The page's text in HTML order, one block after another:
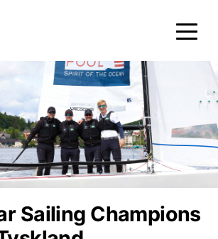
Sailing Champions